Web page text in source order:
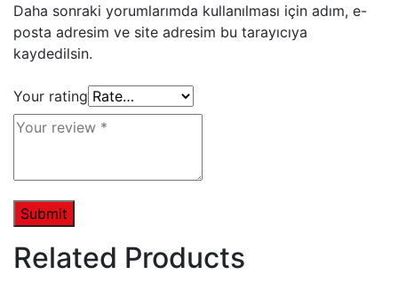
Daha sonraki yorumlarımda kullanılması için adım, e-
posta adresim ve site adresim bu tarayıcıya
kaydedilsin.
Your rating
Related Products